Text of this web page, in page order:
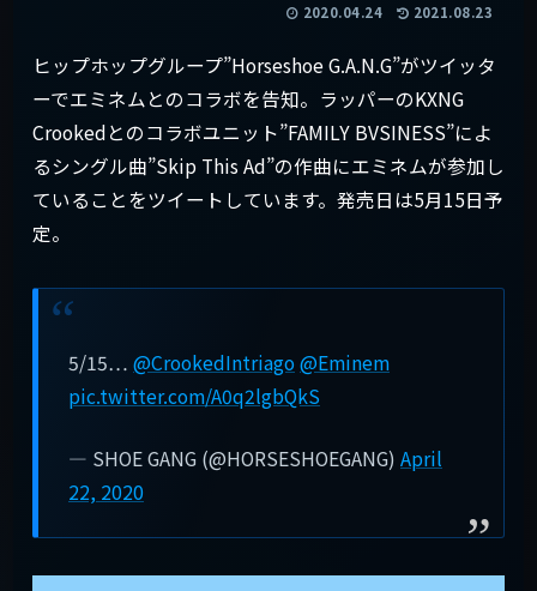
2020.04.24 2021.08.23
ヒップホップグループ”Horseshoe G.A.N.G”がツイッタ
ーでエミネムとのコラボを告知。ラッパーのKXNG
Crookedとのコラボユニット”FAMILY BVSINESS”によ
るシングル曲”Skip This Ad”の作曲にエミネムが参加し
ていることをツイートしています。発売日は5月15日予
定。
5/15… @CrookedIntriago @Eminem
pic.twitter.com/A0q2lgbQkS
— SHOE GANG (@HORSESHOEGANG) April
22, 2020